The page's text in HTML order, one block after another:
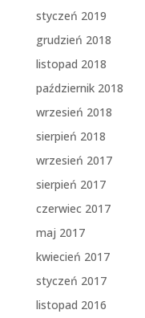
styczeń 2019
grudzień 2018
listopad 2018
październik 2018
wrzesień 2018
sierpień 2018
wrzesień 2017
sierpień 2017
czerwiec 2017
maj 2017
kwiecień 2017
styczeń 2017
listopad 2016